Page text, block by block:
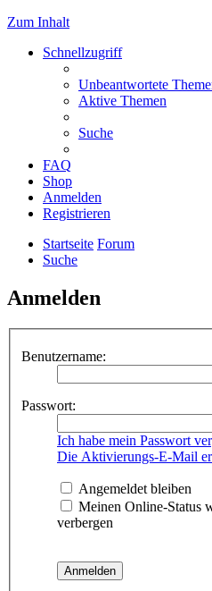
Zum Inhalt
Schnellzugriff
Unbeantwortete
Aktive Themen
Suche
FAQ
Shop
Anmelden
Registrieren
Startseite Forum
Suche
Anmelden
Benutzername:
Passwort:
Ich habe mein Passwort
Die Aktivierungs-E-Mail
Angemeldet bleiben
Meinen Online-Status
verbergen